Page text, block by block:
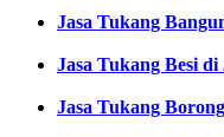
Jasa Tukang
Jasa Tukang Besi
Jasa Tukang